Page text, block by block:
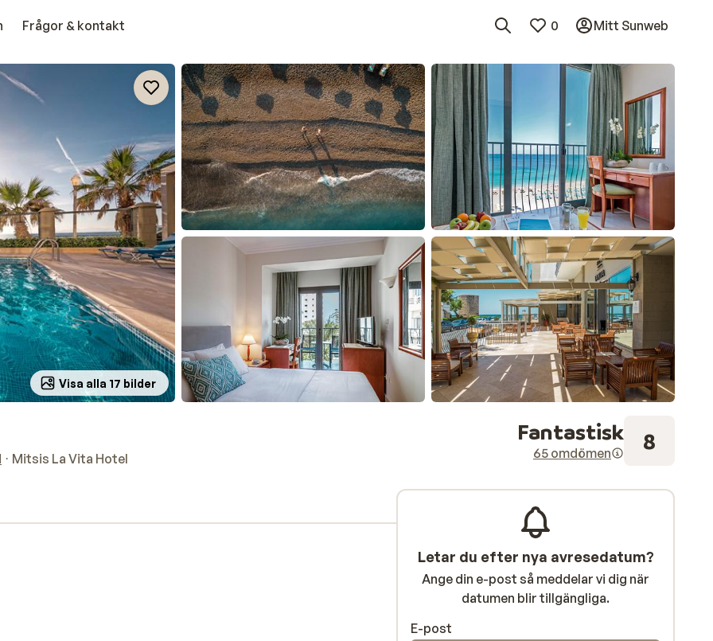
Frågor & kontakt 0 Mitt Sunweb
Visa alla 17 bilder
Mitsis La Vita Hotel
Fantastisk
65 omdömen 8
Letar du efter nya avresedatum?
Ange din e-post så meddelar vi dig när
datumen blir tillgängliga.
E-post